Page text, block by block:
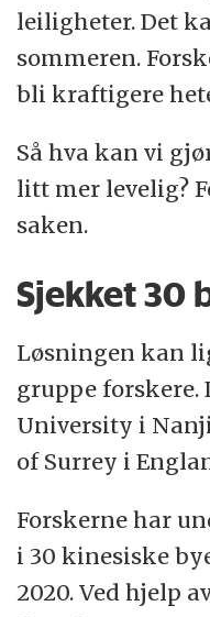
leiligheter. Det
sommeren.
bli kraftigere
Så hva kan vi
litt mer levelig?
saken.
Sjekket 30
Løsningen kan
gruppe forskere.
University i
of Surrey i
Forskerne har
i 30 kinesiske
2020. Ved hjelp